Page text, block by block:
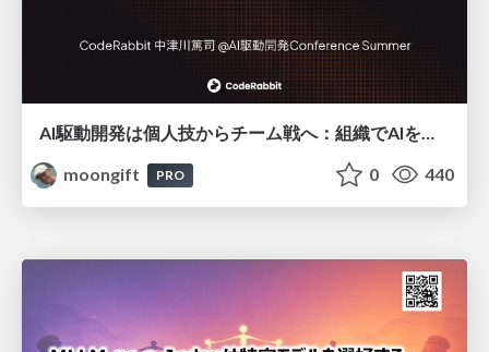
AI駆動開発は個人技からチーム戦へ：組織でAIを使いこなすための実践設計
moongift
PRO 0 440